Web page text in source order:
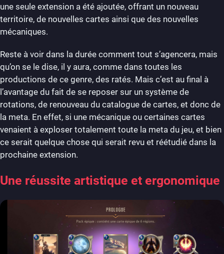
une seule extension a été ajoutée, offrant un nouveau
territoire, de nouvelles cartes ainsi que des nouvelles
mécaniques.
Reste à voir dans la durée comment tout s’agencera, mais
qu’on se le dise, il y aura, comme dans toutes les
productions de ce genre, des ratés. Mais c’est au final à
l’avantage du fait de se reposer sur un système de
rotations, de renouveau du catalogue de cartes, et donc de
la meta. En effet, si une mécanique ou certaines cartes
venaient à exploser totalement toute la meta du jeu, et bien
ce serait quelque chose qui serait revu et réétudié dans la
prochaine extension.
Une réussite artistique et ergonomique